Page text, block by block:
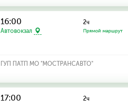
16:00
Автовокзал
2ч
Прямой маршрут
ГУП ПАТП МО "МОСТРАНСАВТО"
17:00 2ч